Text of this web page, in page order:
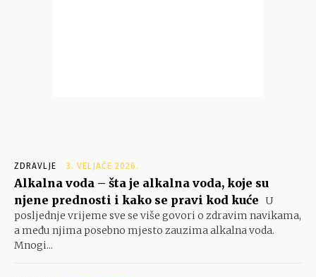
ZDRAVLJE 3. VELJAČE 2026.
Alkalna voda – šta je alkalna voda, koje su
njene prednosti i kako se pravi kod kuće U
posljednje vrijeme sve se više govori o zdravim navikama,
a među njima posebno mjesto zauzima alkalna voda.
Mnogi...